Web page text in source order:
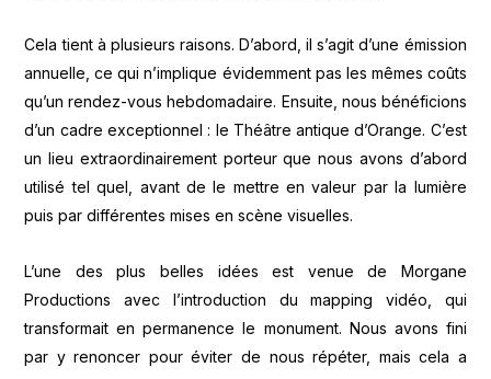
Cela tient à plusieurs raisons. D’abord, il s’agit d’une émission
annuelle, ce qui n’implique évidemment pas les mêmes coûts
qu’un rendez-vous hebdomadaire. Ensuite, nous bénéficions
d’un cadre exceptionnel : le Théâtre antique d’Orange. C’est
un lieu extraordinairement porteur que nous avons d’abord
utilisé tel quel, avant de le mettre en valeur par la lumière
puis par différentes mises en scène visuelles.
L’une des plus belles idées est venue de Morgane
Productions avec l’introduction du mapping vidéo, qui
transformait en permanence le monument. Nous avons fini
par y renoncer pour éviter de nous répéter, mais cela a